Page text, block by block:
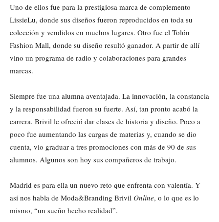
Uno de ellos fue para la prestigiosa marca de complemento
LissieLu, donde sus diseños fueron reproducidos en toda su
colección y vendidos en muchos lugares. Otro fue el Tolón
Fashion Mall, donde su diseño resultó ganador. A partir de allí
vino un programa de radio y colaboraciones para grandes
marcas.
Siempre fue una alumna aventajada. La innovación, la constancia
y la responsabilidad fueron su fuerte. Así, tan pronto acabó la
carrera, Brivil le ofreció dar clases de historia y diseño. Poco a
poco fue aumentando las cargas de materias y, cuando se dio
cuenta, vio graduar a tres promociones con más de 90 de sus
alumnos. Algunos son hoy sus compañeros de trabajo.
Madrid es para ella un nuevo reto que enfrenta con valentía. Y
así nos habla de Moda&Branding Brivil Online, o lo que es lo
mismo, “un sueño hecho realidad”.